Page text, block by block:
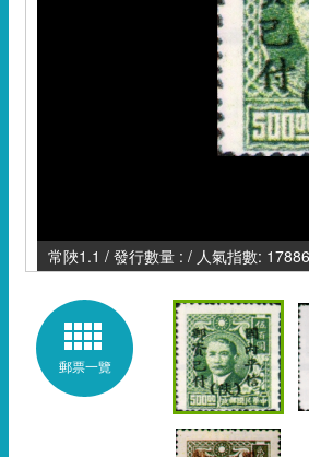
常陜1.1 / 發行數量 : / 人氣指數: 17886
郵票一覽